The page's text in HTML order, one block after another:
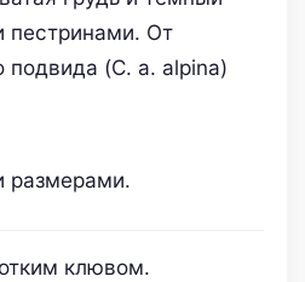
пестринами. От
подвида (C. a. alpina)
клювом.